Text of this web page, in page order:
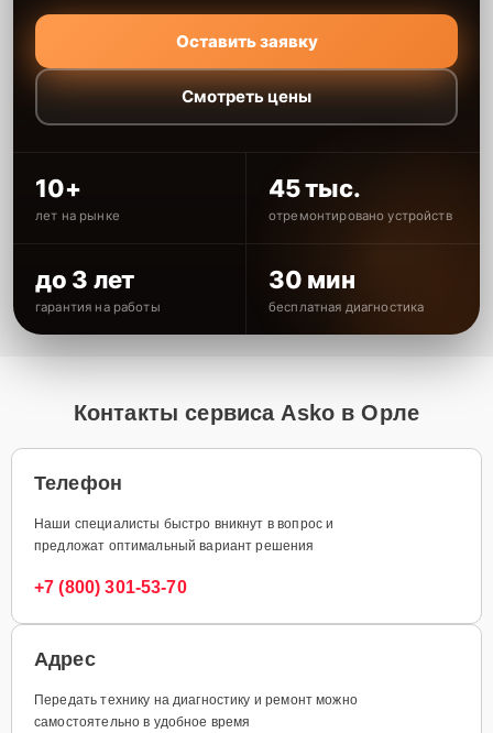
Оставить заявку
Смотреть цены
10+
лет на рынке
45 тыс.
отремонтировано устройств
до 3 лет
гарантия на работы
30 мин
бесплатная диагностика
Контакты сервиса Asko в Орле
Телефон
Наши специалисты быстро вникнут в вопрос и
предложат оптимальный вариант решения
+7 (800) 301-53-70
Адрес
Передать технику на диагностику и ремонт можно
самостоятельно в удобное время